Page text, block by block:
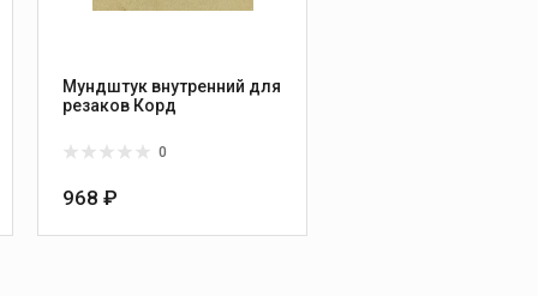
Мундштук внутренний для
резаков Корд
0
968 ₽